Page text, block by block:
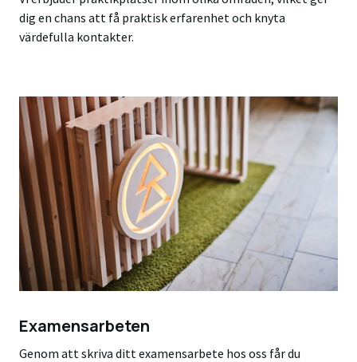
dig en chans att få praktisk erfarenhet och knyta
värdefulla kontakter.
Examensarbeten
Genom att skriva ditt examensarbete hos oss får du